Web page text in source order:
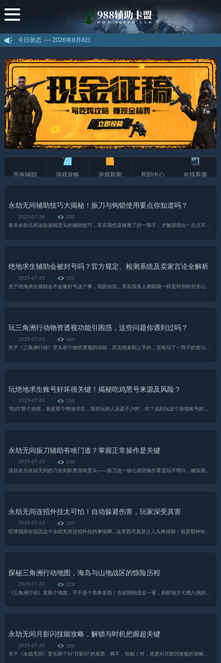
今日状态 ----2026年8月8日
所有辅助 游戏攻略 游戏新闻 帮助中心 在线客服
永劫无间辅助技巧大揭秘！振刀与钩锁使用要点你知道吗？
· 2025-07-26
200
绝地求生辅助会被封号吗？官方规定、检测系统及卖家言论全解析
· 2025-07-25
221
关于绝地求生辅助会不会被封号这个事，我跟你说，其实很多人都跟我一样是特别特别关心，甚至晚上睡觉都可能琢磨！毕竟谁也不想自己辛辛苦苦玩了那么久的账号，因为个啥辅助工具就没了...
玩三角洲行动物资透视功能引困惑，这些问题你遇到过吗？
· 2025-07-25
465
关于《三角洲行动》里头那个物资透视的功能，其实很多刚上手的，还有玩了一阵子的老玩家，都跟我一样是有不少搞不懂的地方的。这个东西对，它说有用，有时候又觉得好像没啥大用；说没用...
玩绝地求生账号好坏很关键！揭秘吃鸡黑号来源及风险？
· 2025-07-24
138
“吃鸡”那个游戏，就是那个绝地求生，现在玩的人还是不少的，对？说到玩这个游戏账号的好坏可是真的太重要了，直接影响啥，影响游戏体验，那肯定是没跑的！有些人，不知道从哪儿听说的...
永劫无间振刀辅助有啥门道？掌握正常操作是关键
· 2025-07-23
249
永劫无间连招外挂太可怕！自动躲避伤害，玩家深受其害
· 2025-07-23
107
探秘三角洲行动地图，海岛与山地战区的惊险历程
· 2025-07-22
228
永劫无间月影闪技能攻略，解锁与时机把握超关键
· 2025-07-20
205